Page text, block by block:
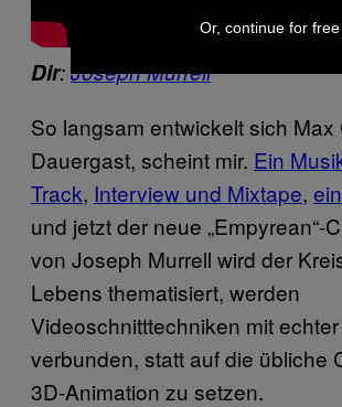
Dir:Joseph Murrell
So langsam entwickelt sich Max
Dauergast, scheint mir. Ein
Track, Interview und Mixtape,
und jetzt der neue „Empyrean“-
von Joseph Murrell wird der
Lebens thematisiert, werden
Videoschnitttechniken mit
verbunden, statt auf die übliche
3D-Animation zu setzen.
Or, continue for free